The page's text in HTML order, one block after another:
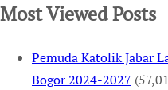
Most Viewed Posts
Pemuda Katolik Jabar
Bogor 2024-2027